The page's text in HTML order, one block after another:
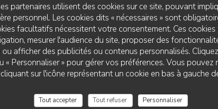
partenaires utilisent des cookies sur ce site, pouvant
personnel. Les cookies dits « nécessaires » sont
facultatifs nécessitent votre consentement. Ces
mesurer l'audience du site, proposer des
afficher des publicités ou contenus personnalisés.
« Personnaliser » pour gérer vos préférences. Vous
sur l'icône représentant un cookie en bas à gauche
Tout accepter Tout refuser Personnaliser
Service: 5/5 Ambiance: 5/5 Cuisine:5 /5 Qualité / Prix